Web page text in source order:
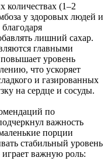
количествах (1–2
у здоровых людей и
лишний сахар.
главными
уровень
что ускоряет
и газированных
на сердце и сосуды.
по
важность
порции
стабильный уровень
играет важную роль: